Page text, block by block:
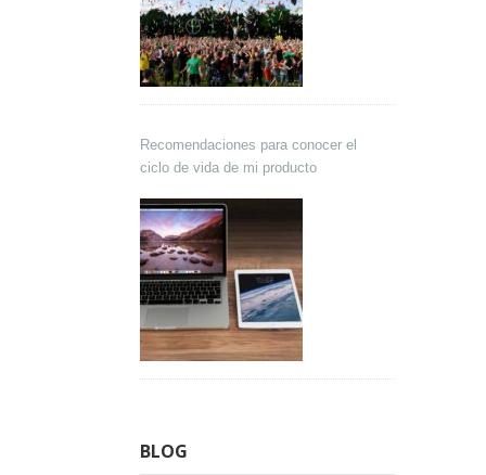
Recomendaciones para conocer el
ciclo de vida de mi producto
BLOG